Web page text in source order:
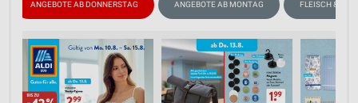
ANGEBOTE AB DONNERSTAG ANGEBOTE AB MONTAG FLEISCH &